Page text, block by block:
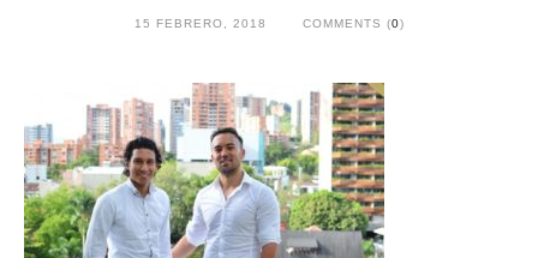
15 FEBRERO, 2018 COMMENTS (0)